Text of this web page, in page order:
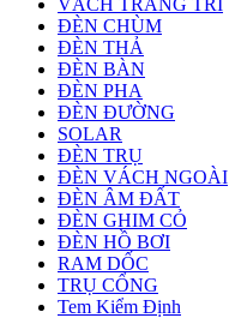
ĐÈN CHÙM
ĐÈN THẢ
ĐÈN BÀN
ĐÈN PHA
ĐÈN ĐƯỜNG
SOLAR
ĐÈN TRỤ
ĐÈN VÁCH NGOÀI
ĐÈN ÂM ĐẤT
ĐÈN GHIM CỎ
ĐÈN HỒ BƠI
RAM DỐC
TRỤ CỔNG
Tem Kiểm Định